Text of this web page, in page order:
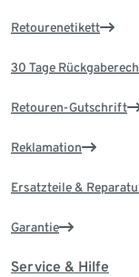
Retourenetikett
30 Tage
Retouren-Gutschrift
Reklamation
Ersatzteile &
Garantie
Service & Hilfe